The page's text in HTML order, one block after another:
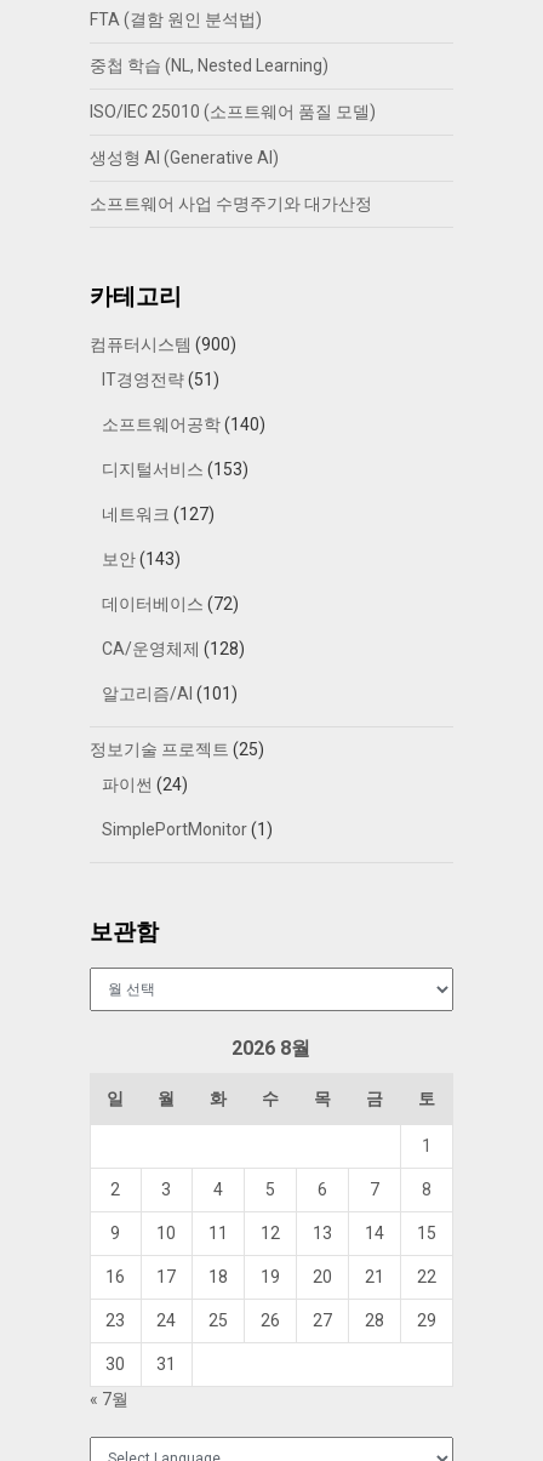
FTA (결함 원인 분석법)
중첩 학습 (NL, Nested Learning)
ISO/IEC 25010 (소프트웨어 품질 모델)
생성형 AI (Generative AI)
소프트웨어 사업 수명주기와 대가산정
카테고리
컴퓨터시스템 (900)
IT경영전략(51)
소프트웨어공학(140)
디지털서비스 (153)
네트워크 (127)
보안(143)
데이터베이스 (72)
CA/운영체제 (128)
알고리즘/AI (101)
정보기술 프로젝트 (25)
파이썬 (24)
SimplePortMonitor(1)
보관함
2026 8월
일 월 화 수 목 금 토
1
2 3 4 5 6 7 8
9 10 11 12 13 14 15
16 17 18 19 20 21 22
23 24 25 26 27 28 29
30
31
« 7월